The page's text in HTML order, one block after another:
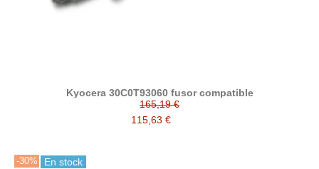
Kyocera 30C0T93060 fusor compatible
165,19 €
115,63 €
-30% En stock